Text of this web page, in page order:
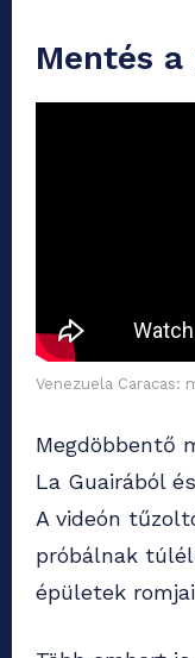
Mentés
Venezuela Caracas:
Megdöbbentő
La Guairából
A videón
próbálnak
épületek